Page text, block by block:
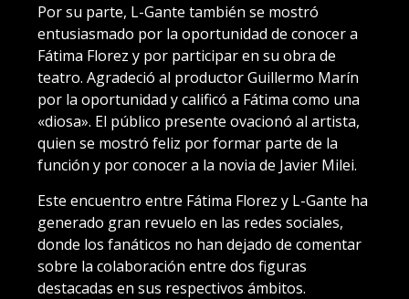
Por su parte, L-Gante también se mostró
entusiasmado por la oportunidad de conocer a
Fátima Florez y por participar en su obra de
teatro. Agradeció al productor Guillermo Marín
por la oportunidad y calificó a Fátima como una
«diosa». El público presente ovacionó al artista,
quien se mostró feliz por formar parte de la
función y por conocer a la novia de Javier Milei.
Este encuentro entre Fátima Florez y L-Gante ha
generado gran revuelo en las redes sociales,
donde los fanáticos no han dejado de comentar
sobre la colaboración entre dos figuras
destacadas en sus respectivos ámbitos.